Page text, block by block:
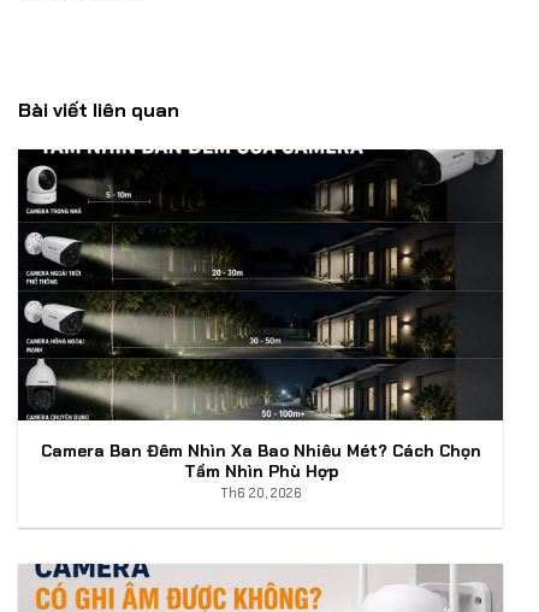
Bài viết liên quan
Camera Ban Đêm Nhìn Xa Bao Nhiêu Mét? Cách Chọn
Tầm Nhìn Phù Hợp
Th6 20, 2026